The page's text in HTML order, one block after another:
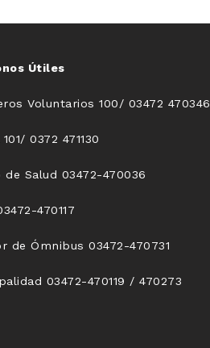
Útiles
Voluntarios 100/ 03472 470346
0372 471130
de Salud 03472-470036
470117
de Ómnibus 03472-470731
03472-470119 / 470273